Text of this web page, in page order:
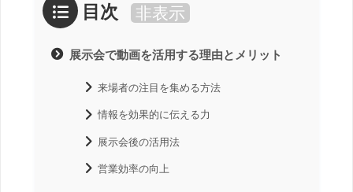
目次 非表示
展示会で動画を活用する理由とメリット
来場者の注目を集める方法
情報を効果的に伝える力
展示会後の活用法
営業効率の向上